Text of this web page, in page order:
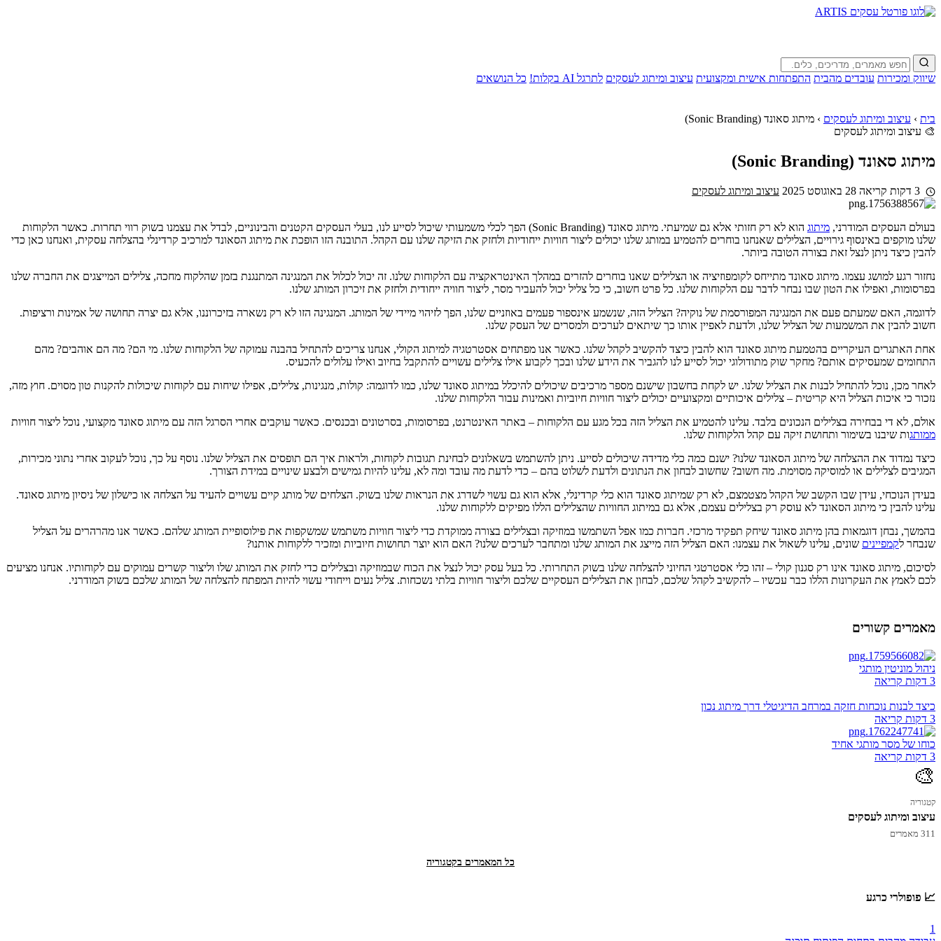
שיווק ומכירות עובדים מהבית התפתחות אישית ומקצועית עיצוב ומיתוג לעסקים לתרגל AI בקלות! כל הנושאים
בית › עיצוב ומיתוג לעסקים › מיתוג סאונד (Sonic Branding)
🎨 עיצוב ומיתוג לעסקים
מיתוג סאונד (Sonic Branding)
28 באוגוסט 2025 עיצוב ומיתוג לעסקים
בעולם העסקים המודרני, מיתוג
הוא לא רק חזותי אלא גם שמיעתי. מיתוג סאונד (Sonic Branding) הפך לכלי משמעותי שיכול לסייע לנו, בעלי העסקים הקטנים והבינוניים, לבדל את עצמנו בשוק רווי תחרות. כאשר הלקוחות
שלנו מוקפים באינסוף גירויים, הצלילים שאנחנו בוחרים להטמיע במותג שלנו יכולים ליצור חוויות ייחודיות ולחזק את הזיקה שלנו עם הקהל. התובנה הזו הופכת את מיתוג הסאונד למרכיב קרדינלי בהצלחה עסקית, ואנחנו כאן כדי
להבין כיצד ניתן לנצל זאת בצורה הטובה ביותר.
נחזור רגע למושג עצמו. מיתוג סאונד מתייחס לקומפוזיציה או הצלילים שאנו בוחרים להזרים במהלך האינטראקציה עם הלקוחות שלנו. זה יכול לכלול את המנגינה המתנגנת בזמן שהלקוח מחכה, צלילים המייצגים את החברה שלנו
בפרסומות, ואפילו את הטון שבו נבחר לדבר עם הלקוחות שלנו. כל פרט חשוב, כי כל צליל יכול להעביר מסר, ליצור חוויה ייחודית ולחזק את זיכרון המותג שלנו.
לדוגמה, האם שמעתם פעם את המנגינה המפורסמת של נוקיה? הצליל הזה, שנשמע אינספור פעמים באוזניים שלנו, הפך לזיהוי מיידי של המותג. המנגינה הזו לא רק נשארה בזיכרוננו, אלא גם יצרה תחושה של אמינות ורציפות.
חשוב להבין את המשמעות של הצליל שלנו, ולדעת לאפיין אותו כך שיתאים לערכים ולמסרים של העסק שלנו.
אחת האתגרים העיקריים בהטמעת מיתוג סאונד הוא להבין כיצד להקשיב לקהל שלנו. כאשר אנו מפתחים אסטרטגיה למיתוג הקולי, אנחנו צריכים להתחיל בהבנה עמוקה של הלקוחות שלנו. מי הם? מה הם אוהבים? מהם
התחומים שמעסיקים אותם? מחקר שוק מתודולוגי יכול לסייע לנו להגביר את הידע שלנו ובכך לקבוע אילו צלילים עשויים להתקבל בחיוב ואילו עלולים להכעיס.
לאחר מכן, נוכל להתחיל לבנות את הצליל שלנו. יש לקחת בחשבון שישנם מספר מרכיבים שיכולים להיכלל במיתוג סאונד שלנו, כמו לדוגמה: קולות, מנגינות, צלילים, אפילו שיחות עם לקוחות שיכולות להקנות טון מסוים. חוץ מזה,
נזכור כי איכות הצליל היא קריטית – צלילים איכותיים ומקצועיים יכולים ליצור חוויות חיוביות ואמינות עבור הלקוחות שלנו.
אולם, לא די בבחירה בצלילים הנכונים בלבד. עלינו להטמיע את הצליל הזה בכל מגע עם הלקוחות – באתר האינטרנט, בפרסומות, בסרטונים ובכנסים. כאשר עוקבים אחרי הסרגל הזה עם מיתוג סאונד מקצועי, נוכל ליצור חוויות
ממותגות שיבנו בשימור ותחושת זיקה עם קהל הלקוחות שלנו.
כיצד נמדוד את ההצלחה של מיתוג הסאונד שלנו? ישנם כמה כלי מדידה שיכולים לסייע. ניתן להשתמש בשאלונים לבחינת תגובות לקוחות, ולראות איך הם תופסים את הצליל שלנו. נוסף על כך, נוכל לעקוב אחרי נתוני מכירות,
המגיבים לצלילים או למוסיקה מסוימת. מה חשוב? שחשוב לבחון את הנתונים ולדעת לשלוט בהם – כדי לדעת מה עובד ומה לא, עלינו להיות גמישים ולבצע שינויים במידת הצורך.
בעידן הנוכחי, עידן שבו הקשב של הקהל מצטמצם, לא רק שמיתוג סאונד הוא כלי קרדינלי, אלא הוא גם עשוי לשדרג את הנראות שלנו בשוק. הצלחים של מותג קיים עשויים להעיד על הצלחה או כישלון של ניסיון מיתוג סאונד.
עלינו להבין כי מיתוג הסאונד לא עוסק רק בצלילים עצמם, אלא גם במיתוג החוויות שהצלילים הללו מפיקים ללקוחות שלנו.
בהמשך, נבחן דוגמאות בהן מיתוג סאונד שיחק תפקיד מרכזי. חברות כמו אפל השתמשו במוזיקה ובצלילים בצורה ממוקדת כדי ליצור חוויות משתמש שמשקפות את פילוסופיית המותג שלהם. כאשר אנו מהרהרים על הצליל
שנבחר לקמפיינים שונים, עלינו לשאול את עצמנו: האם הצליל הזה מייצג את המותג שלנו ומתחבר לערכים שלנו? האם הוא יוצר תחושות חיוביות ומזכיר ללקוחות אותנו?
לסיכום, מיתוג סאונד אינו רק סגנון קולי – זהו כלי אסטרטגי החיוני להצלחה שלנו בשוק התחרותי. כל בעל עסק יכול לנצל את הכוח שבמוזיקה ובצלילים כדי לחזק את המותג שלו וליצור קשרים עמוקים עם לקוחותיו. אנחנו מציעים
לכם לאמץ את העקרונות הללו כבר עכשיו – להקשיב לקהל שלכם, לבחון את הצלילים העסקיים שלכם וליצור חוויות בלתי נשכחות. צליל נעים וייחודי עשוי להיות המפתח להצלחה של המותג שלכם בשוק המודרני.
מאמרים קשורים
ניהול מוניטין מותגי
3 דקות קריאה
כיצד לבנות נוכחות חזקה במרחב הדיגיטלי דרך מיתוג נכון
3 דקות קריאה
כוחו של מסר מותגי אחיד
3 דקות קריאה
🎨
קטגוריה
עיצוב ומיתוג לעסקים
311 מאמרים
כל המאמרים בקטגוריה
📈 פופולרי כרגע
1